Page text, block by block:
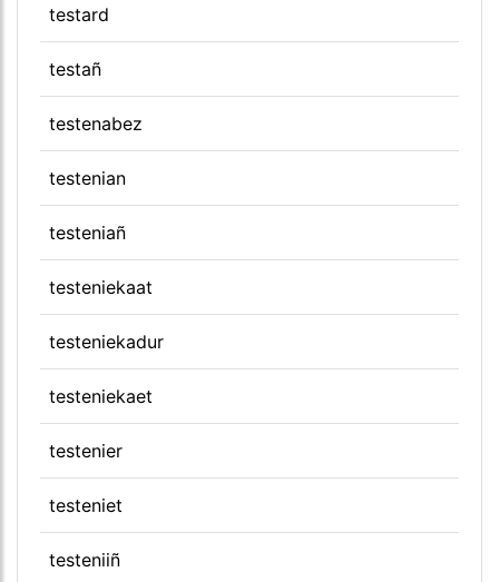
testard
testañ
testenabez
testenian
testeniañ
testeniekaat
testeniekadur
testeniekaet
testenier
testeniet
testeniiñ